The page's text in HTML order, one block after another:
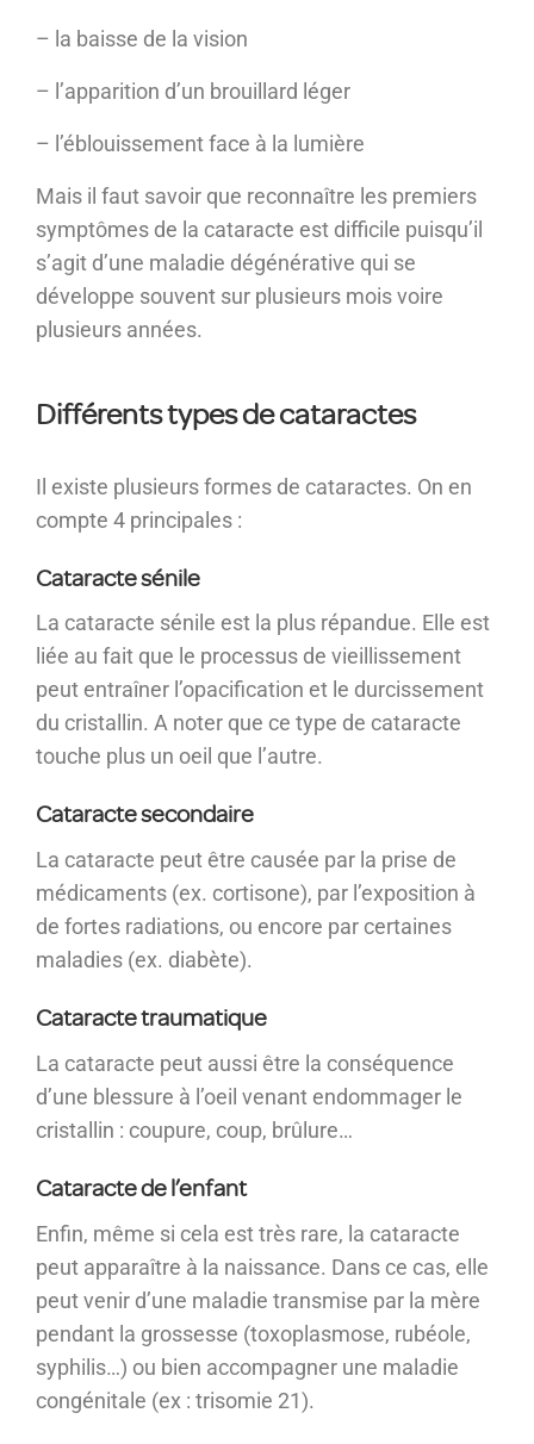
– la baisse de la vision
– l’apparition d’un brouillard léger
– l’éblouissement face à la lumière
Mais il faut savoir que reconnaître les premiers
symptômes de la cataracte est difficile puisqu’il
s’agit d’une maladie dégénérative qui se
développe souvent sur plusieurs mois voire
plusieurs années.
Différents types de cataractes
Il existe plusieurs formes de cataractes. On en
compte 4 principales :
Cataracte sénile
La cataracte sénile est la plus répandue. Elle est
liée au fait que le processus de vieillissement
peut entraîner l’opacification et le durcissement
du cristallin. A noter que ce type de cataracte
touche plus un oeil que l’autre.
Cataracte secondaire
La cataracte peut être causée par la prise de
médicaments (ex. cortisone), par l’exposition à
de fortes radiations, ou encore par certaines
maladies (ex. diabète).
Cataracte traumatique
La cataracte peut aussi être la conséquence
d’une blessure à l’oeil venant endommager le
cristallin : coupure, coup, brûlure…
Cataracte de l’enfant
Enfin, même si cela est très rare, la cataracte
peut apparaître à la naissance. Dans ce cas, elle
peut venir d’une maladie transmise par la mère
pendant la grossesse (toxoplasmose, rubéole,
syphilis…) ou bien accompagner une maladie
congénitale (ex : trisomie 21).